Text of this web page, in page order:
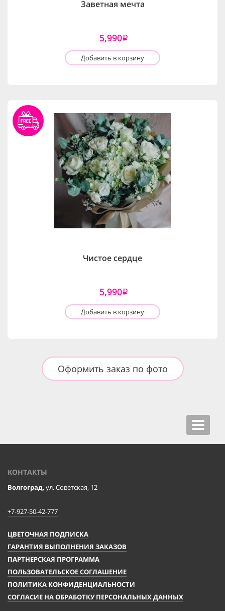
Заветная мечта
5,990i
Добавить в корзину
Чистое сердце
5,990i
Добавить в корзину
Оформить заказ по фото
Toggle
КОНТАКТЫ
Волгоград, ул. Советская, 12
+7-927-50-42-777
ЦВЕТОЧНАЯ ПОДПИСКА
ГАРАНТИЯ ВЫПОЛНЕНИЯ ЗАКАЗОВ
ПАРТНЕРСКАЯ ПРОГРАММА
ПОЛЬЗОВАТЕЛЬСКОЕ СОГЛАШЕНИЕ
ПОЛИТИКА КОНФИДЕНЦИАЛЬНОСТИ
СОГЛАСИЕ НА ОБРАБОТКУ ПЕРСОНАЛЬНЫХ ДАННЫХ